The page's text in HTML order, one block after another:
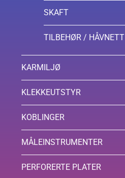
SKAFT
TILBEHØR / HÅVNETT
KARMILJØ
KLEKKEUTSTYR
KOBLINGER
MÅLEINSTRUMENTER
PERFORERTE PLATER